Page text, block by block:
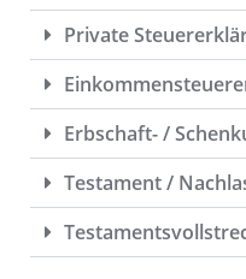
Private
Erbschaft- /
Testament /